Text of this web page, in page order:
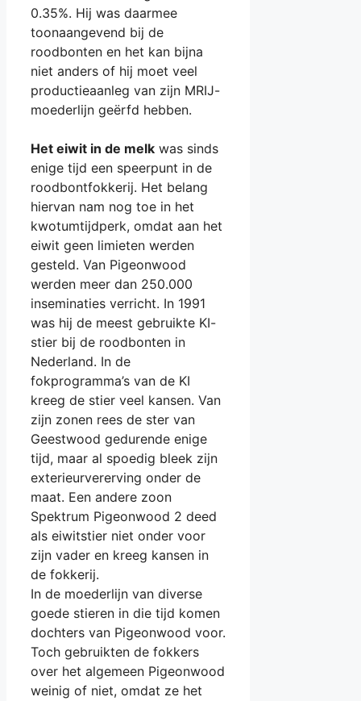
0.35%. Hij was daarmee
toonaangevend bij de
roodbonten en het kan bijna
niet anders of hij moet veel
productieaanleg van zijn MRIJ-
moederlijn geërfd hebben.
Het eiwit in de melk was sinds
enige tijd een speerpunt in de
roodbontfokkerij. Het belang
hiervan nam nog toe in het
kwotumtijdperk, omdat aan het
eiwit geen limieten werden
gesteld. Van Pigeonwood
werden meer dan 250.000
inseminaties verricht. In 1991
was hij de meest gebruikte KI-
stier bij de roodbonten in
Nederland. In de
fokprogramma’s van de KI
kreeg de stier veel kansen. Van
zijn zonen rees de ster van
Geestwood gedurende enige
tijd, maar al spoedig bleek zijn
exterieurvererving onder de
maat. Een andere zoon
Spektrum Pigeonwood 2 deed
als eiwitstier niet onder voor
zijn vader en kreeg kansen in
de fokkerij.
In de moederlijn van diverse
goede stieren in die tijd komen
dochters van Pigeonwood voor.
Toch gebruikten de fokkers
over het algemeen Pigeonwood
weinig of niet, omdat ze het